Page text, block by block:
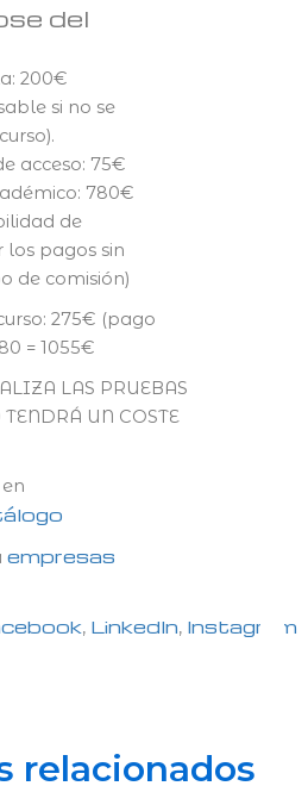
del
200€
si no se
acceso: 75€
780€
de
los pagos sin
de comisión)
275€ (pago
= 1055€
LAS PRUEBAS
TENDRÁ UN COSTE
empresas
, LinkedIn, Instagram
relacionados